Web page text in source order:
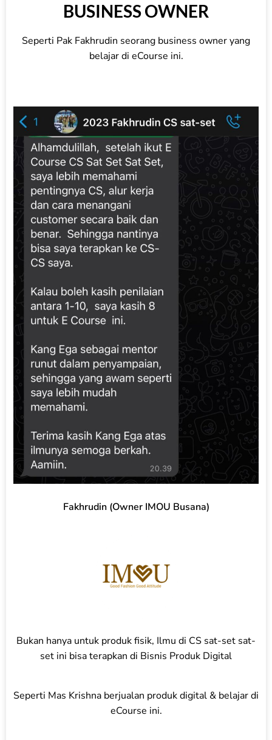
BUSINESS OWNER
Seperti Pak Fakhrudin seorang business owner yang
belajar di eCourse ini.
Fakhrudin (Owner IMOU Busana)
Bukan hanya untuk produk fisik, Ilmu di CS sat-set sat-
set ini bisa terapkan di Bisnis Produk Digital
Seperti Mas Krishna berjualan produk digital & belajar di
eCourse ini.